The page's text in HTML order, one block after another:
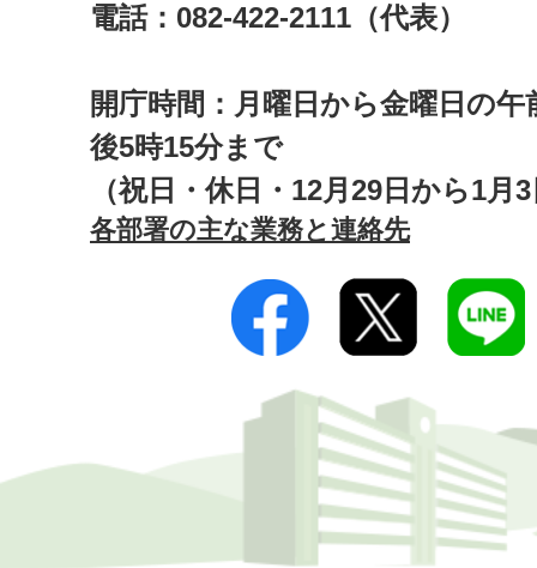
電話：082-422-2111（代表）
開庁時間：月曜日から金曜日の午
後5時15分まで
（祝日・休日・12月29日から1月
各部署の主な業務と連絡先